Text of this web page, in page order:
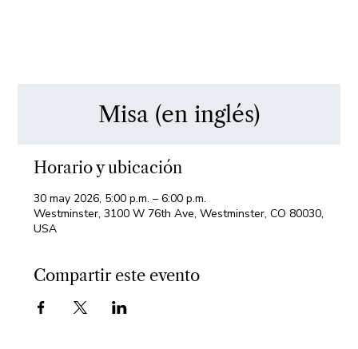
Misa (en inglés)
Horario y ubicación
30 may 2026, 5:00 p.m. – 6:00 p.m.
Westminster, 3100 W 76th Ave, Westminster, CO 80030,
USA
Compartir este evento